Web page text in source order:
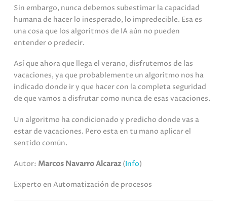
Sin embargo, nunca debemos subestimar la capacidad
humana de hacer lo inesperado, lo impredecible. Esa es
una cosa que los algoritmos de IA aún no pueden
entender o predecir.
Así que ahora que llega el verano, disfrutemos de las
vacaciones, ya que probablemente un algoritmo nos ha
indicado donde ir y que hacer con la completa seguridad
de que vamos a disfrutar como nunca de esas vacaciones.
Un algoritmo ha condicionado y predicho donde vas a
estar de vacaciones. Pero esta en tu mano aplicar el
sentido común.
Autor: Marcos Navarro Alcaraz(Info)
Experto en Automatización de procesos